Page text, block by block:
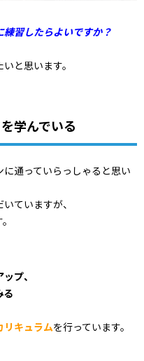
習したらよいですか？
と思います。
学んでいる
通っていらっしゃると思い
ていますが、
プ、
る
リキュラムを行っています。